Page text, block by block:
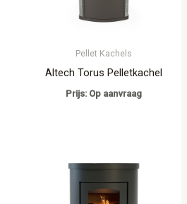
Pellet Kachels
Altech Torus Pelletkachel
Prijs: Op aanvraag